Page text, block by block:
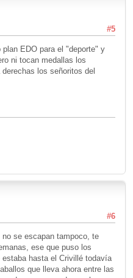
#5
EDO para el "deporte" y
ni tocan medallas los
los señoritos del
#6
se escapan tampoco, te
ese que puso los
hasta el Crivillé todavía
que lleva ahora entre las